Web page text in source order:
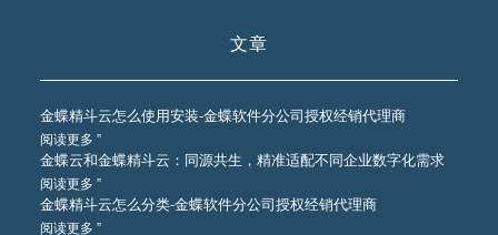
文章
金蝶精斗云怎么使用安装-金蝶软件分公司授权经销代理商
阅读更多 ”
金蝶云和金蝶精斗云：同源共生，精准适配不同企业数字化需求
阅读更多 ”
金蝶精斗云怎么分类-金蝶软件分公司授权经销代理商
阅读更多 ”